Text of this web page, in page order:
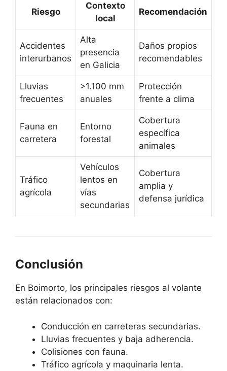
Riesgo
Contexto
local
Recomendación
Accidentes
interurbanos
Alta
presencia
en Galicia
Daños propios
recomendables
Lluvias
frecuentes
>1.100 mm
anuales
Protección
frente a clima
Fauna en
carretera
Entorno
forestal
Cobertura
específica
animales
Tráfico
agrícola
Vehículos
lentos en
vías
secundarias
Cobertura
amplia y
defensa jurídica
Conclusión
En Boimorto, los principales riesgos al volante
están relacionados con:
Conducción en carreteras secundarias.
Lluvias frecuentes y baja adherencia.
Colisiones con fauna.
Tráfico agrícola y maquinaria lenta.